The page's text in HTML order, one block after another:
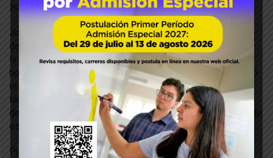
zona sur de Chile.
José Luis Roberi, relató el trabajo efectuado en esta zona
del país, reforzando la importancia de la capacitación y de
la toma de registros: “Si no tomamos registro y
homogenizamos, seguramente, no podremos llevar a cabo
en el largo del tiempo que la raza prolifere. Es importante
también trabajar en conjunto con centros educativos que
desarrollen la nueva temática de cómo producir ovinos y de
esa manera poder hacer algo sustentable y rentable”.
Por su parte Pamela Bravo, se refirió a las Biotecnologías